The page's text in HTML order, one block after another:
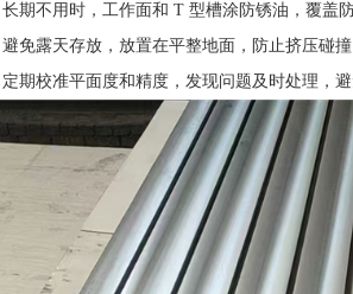
长期不用时，工作面和 T 型槽涂防锈油，覆盖防
免露天存放，放置在平整地面，防止挤压碰撞
期校准平面度和精度，发现问题及时处理，避